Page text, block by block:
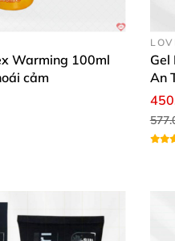
Warming 100ml
cảm
Gel
An